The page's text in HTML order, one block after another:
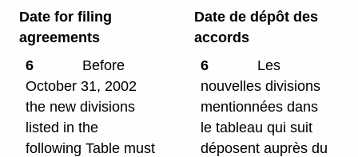
Date for filing
agreements
6
Before
October 31, 2002
the new divisions
listed in the
following Table must
Date de dépôt des
accords
6
Les
nouvelles divisions
mentionnées dans
le tableau qui suit
déposent auprès du